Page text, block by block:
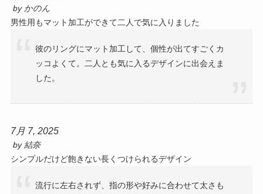
by かのん
男性用もマット加工ができて二人で気に入りました
彼のリングにマット加工して、個性が出てすごくカ
ッコよくて。二人とも気に入るデザインに出会えま
した。
7月 7, 2025
by 結奈
シンプルだけど飽きない長くつけられるデザイン
流行に左右されず、指の形や好みに合わせて太さも